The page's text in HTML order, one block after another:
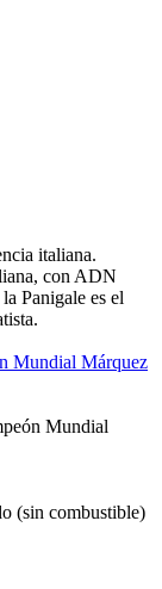
italiana.
con ADN
Panigale es el
Mundial Márquez
Mundial
(sin combustible)